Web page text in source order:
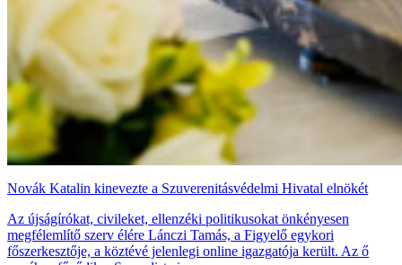
Novák Katalin kinevezte a Szuverenitásvédelmi Hivatal elnökét
Az újságírókat, civileket, ellenzéki politikusokat önkényesen
megfélemlítő szerv élére Lánczi Tamás, a Figyelő egykori
főszerkesztője, a köztévé jelenlegi online igazgatója került. Az ő